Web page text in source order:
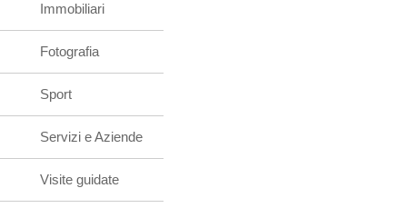
Immobiliari
Fotografia
Sport
Servizi e Aziende
Visite guidate